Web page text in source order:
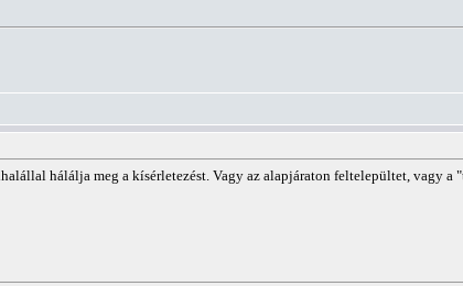
hálálja meg a kísérletezést. Vagy az alapjáraton feltelepültet, vagy